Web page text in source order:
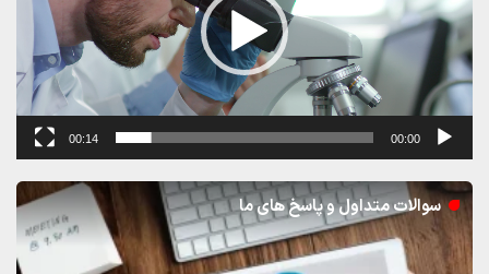
00:00
00:14
سوالات متداول و پاسخ های ما